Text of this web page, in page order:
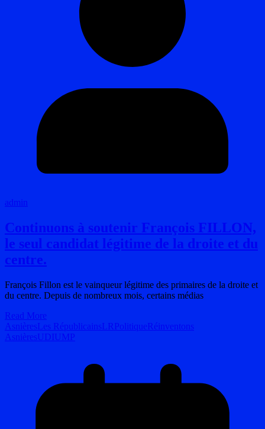
admin
Continuons à soutenir François FILLON,
le seul candidat légitime de la droite et du
centre.
François Fillon est le vainqueur légitime des primaires de la droite et
du centre. Depuis de nombreux mois, certains médias
Read More
AsnièresLes RépublicainsLRPolitiqueRéinventons
AsnièresUDIUMP